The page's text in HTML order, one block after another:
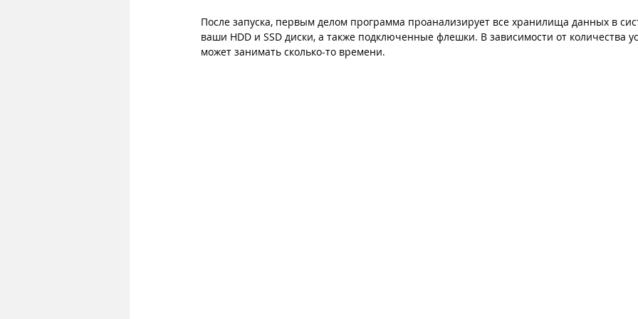
После запуска, первым делом программа проанализирует все хранилища данных в
ваши HDD и SSD диски, а также подключенные флешки. В зависимости от количества
может занимать сколько-то времени.